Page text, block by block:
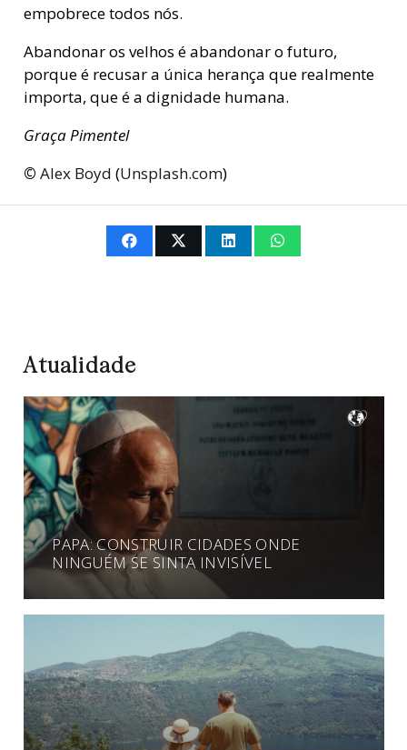
empobrece todos nós.
Abandonar os velhos é abandonar o futuro,
porque é recusar a única herança que realmente
importa, que é a dignidade humana.
Graça Pimentel
© Alex Boyd (Unsplash.com)
Atualidade
PAPA: CONSTRUIR CIDADES ONDE
NINGUÉM SE SINTA INVISÍVEL